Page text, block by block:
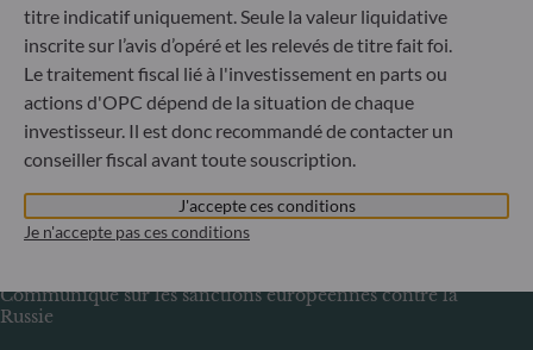
6, rue Gabriel Lippmann
L-5365 Munsbach
Luxembourg
Enregistré au registre du commerce et des sociétés de
Luxembourg sous le numéro B 29891 Agréé et supervisé
par la commission de Surveillance du Secteur Financier
(CSSF)
Communiqué sur les sanctions européennes contre la
Russie
titre indicatif uniquement. Seule la valeur liquidative
inscrite sur l’avis d’opéré et les relevés de titre fait foi.
Le traitement fiscal lié à l'investissement en parts ou
actions d'OPC dépend de la situation de chaque
investisseur. Il est donc recommandé de contacter un
conseiller fiscal avant toute souscription.
J'accepte ces conditions
Je n'accepte pas ces conditions